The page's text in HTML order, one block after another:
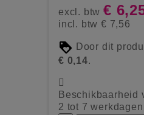
excl. btw €
incl. btw € 7,56
Door dit
€ 0,14.

Beschikbaarheid
2 tot 7 werkdagen